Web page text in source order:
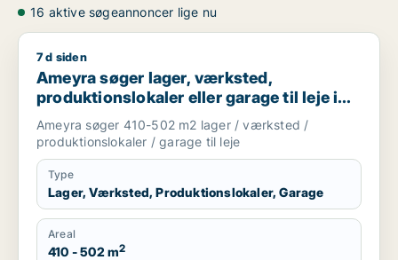
16 aktive søgeannoncer lige nu
Ameyra søger lager, værksted, produktionslokaler eller
7 d siden
Ameyra søger lager, værksted,
produktionslokaler eller garage til leje i
Holte, Vedbæk eller Hørsholm m.fl.
Ameyra søger 410-502 m2 lager / værksted /
produktionslokaler / garage til leje
Type
Lager, Værksted, Produktionslokaler, Garage
Areal
410 - 502 m2